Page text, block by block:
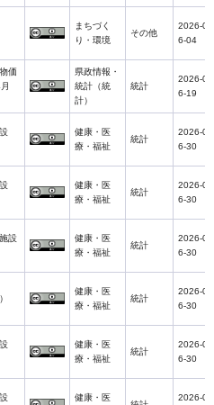
まちづく
り・環境
その他
2026-0
6-04
価
県政情報・
統計（統
計）
統計
2026-0
6-19
健康・医
療・福祉
統計
2026-0
6-30
健康・医
療・福祉
統計
2026-0
6-30
設
健康・医
療・福祉
統計
2026-0
6-30
健康・医
療・福祉
統計
2026-0
6-30
健康・医
療・福祉
統計
2026-0
6-30
健康・医
2026-0